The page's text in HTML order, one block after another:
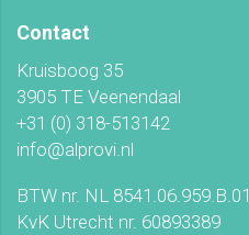
Contact
Kruisboog 35
3905 TE Veenendaal
+31 (0) 318-513142
info@alprovi.nl
BTW nr. NL 8541.06.959.B.01
KvK Utrecht nr. 60893389